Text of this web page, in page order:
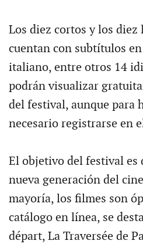
Los diez cortos y los diez
cuentan con subtítulos
italiano, entre otros 14
podrán visualizar
del festival, aunque para
necesario registrarse en
El objetivo del festival es
nueva generación del
mayoría, los filmes son
catálogo en línea, se
départ, La Traversée de